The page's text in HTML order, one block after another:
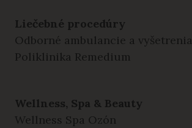
Liečebné procedúry
Odborné ambulancie a vyšetrenia
Poliklinika Remedium
Wellness, Spa & Beauty
Wellness Spa Ozón